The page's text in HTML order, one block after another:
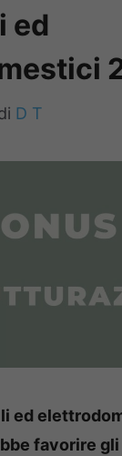
ed
D T
ed
favorire